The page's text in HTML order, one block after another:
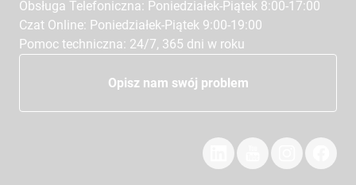
Obsługa Telefoniczna: Poniedziałek-Piątek 8:00-17:00
Czat Online: Poniedziałek-Piątek 9:00-19:00
Pomoc techniczna: 24/7, 365 dni w roku
Opisz nam swój problem